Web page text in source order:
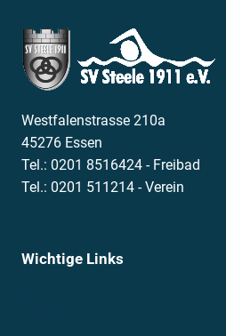
Westfalenstrasse 210a
45276 Essen
Tel.: 0201 8516424 - Freibad
Tel.: 0201 511214 - Verein
Wichtige Links